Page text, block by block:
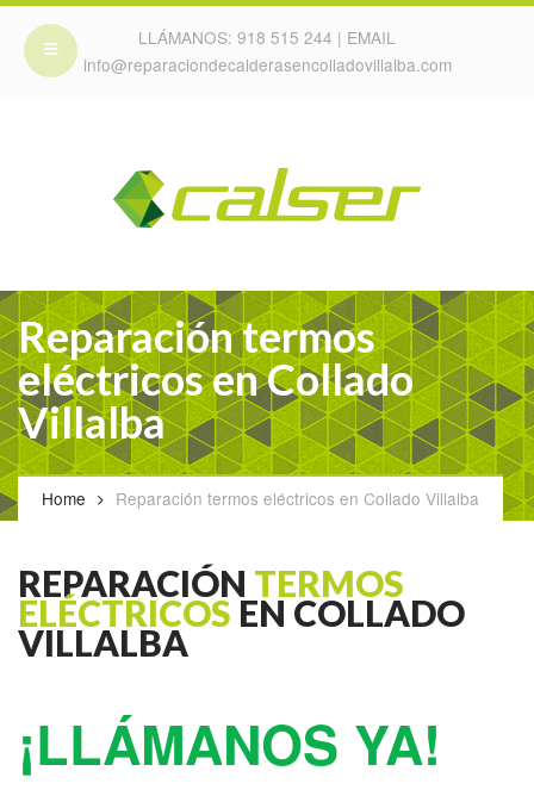
LLÁMANOS: 918 515 244 | EMAIL
info@reparaciondecalderasencolladovillalba.com
Reparación termos
eléctricos en Collado
Villalba
Home Reparación termos eléctricos en Collado Villalba
REPARACIÓN TERMOS
ELÉCTRICOS EN COLLADO
VILLALBA
¡LLÁMANOS YA!